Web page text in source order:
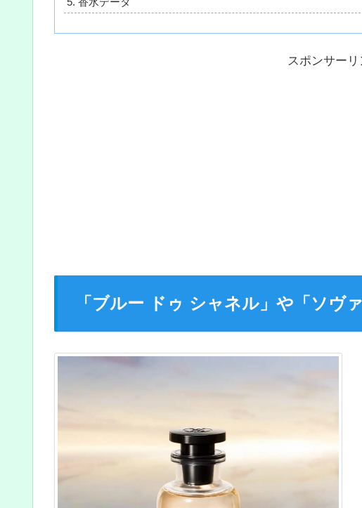
スポンサーリ
「ブルー ドゥ シャネル」や「ソヴ